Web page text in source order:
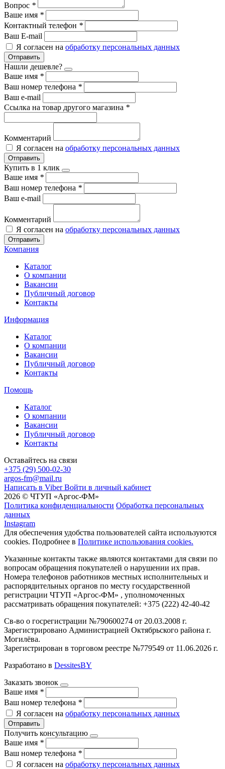
Вопрос *
Ваше имя *
Контактный телефон *
Ваш E-mail
Я согласен на обработку персональных данных
Отправить
Нашли дешевле?
Ваше имя *
Ваш номер телефона *
Ваш e-mail
Ссылка на товар другого магазина *
Комментарий
Я согласен на обработку персональных данных
Отправить
Купить в 1 клик
Ваше имя *
Ваш номер телефона *
Ваш e-mail
Комментарий
Я согласен на обработку персональных данных
Отправить
Компания
Каталог
О компании
Вакансии
Публичный договор
Контакты
Информация
Каталог
О компании
Вакансии
Публичный договор
Контакты
Помощь
Каталог
О компании
Вакансии
Публичный договор
Контакты
Оставайтесь на связи
+375 (29) 500-02-30
argos-fm@mail.ru
Написать в Viber Войти в личный кабинет
2026 © ЧТУП «Аргос-ФМ»
Политика конфиденциальности Обработка персональных
данных
Instagram
Для обеспечения удобства пользователей сайта используются
cookies. Подробнее в Политике использования cookies.
Указанные контакты также являются контактами для связи по
вопросам обращения покупателей о нарушении их прав.
Номера телефонов работников местных исполнительных и
распорядительных органов по месту государственной
регистрации ЧТУП «Аргос-ФМ» , уполномоченных
рассматривать обращения покупателей: +375 (222) 42-40-42
Св-во о госрегистрации №790600274 от 20.03.2008 г.
Зарегистрировано Администрацией Октябрьского района г.
Могилёва.
Зарегистрирован в торговом реестре №779549 от 11.06.2026 г.
Разработано в DessitesBY
Заказать звонок
Ваше имя *
Ваш номер телефона *
Я согласен на обработку персональных данных
Отправить
Получить консультацию
Ваше имя *
Ваш номер телефона *
Я согласен на обработку персональных данных